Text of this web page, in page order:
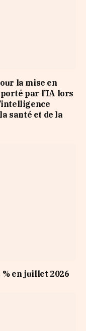
la mise en
par l’IA lors
santé et de la
en juillet 2026